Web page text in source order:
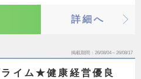
詳細へ
掲載期間 26/08/04～26/08/17
ライム★健康経営優良